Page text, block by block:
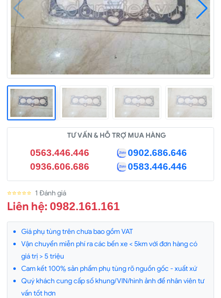
TƯ VẤN & HỖ TRỢ MUA HÀNG
0563.446.446
0902.686.646
0936.606.686
0583.446.446
⭐⭐⭐⭐⭐ 1 Đánh giá
Liên hệ: 0982.161.161
Giá phụ tùng trên chưa bao gồm VAT
Vận chuyển miễn phí ra các bến xe < 5km với đơn hàng có
giá trị > 5 triệu
Cam kết 100% sản phẩm phụ tùng rõ nguồn gốc - xuất xứ
Quý khách cung cấp số khung/VIN/hình ảnh để nhân viên tư
vấn tốt hơn